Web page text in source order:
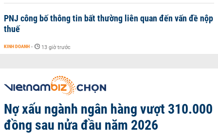
PNJ công bố thông tin bất thường liên quan đến vấn đề nộp
thuế
KINH DOANH - 13 giờ trước
Nợ xấu ngành ngân hàng vượt 310.000
đồng sau nửa đầu năm 2026